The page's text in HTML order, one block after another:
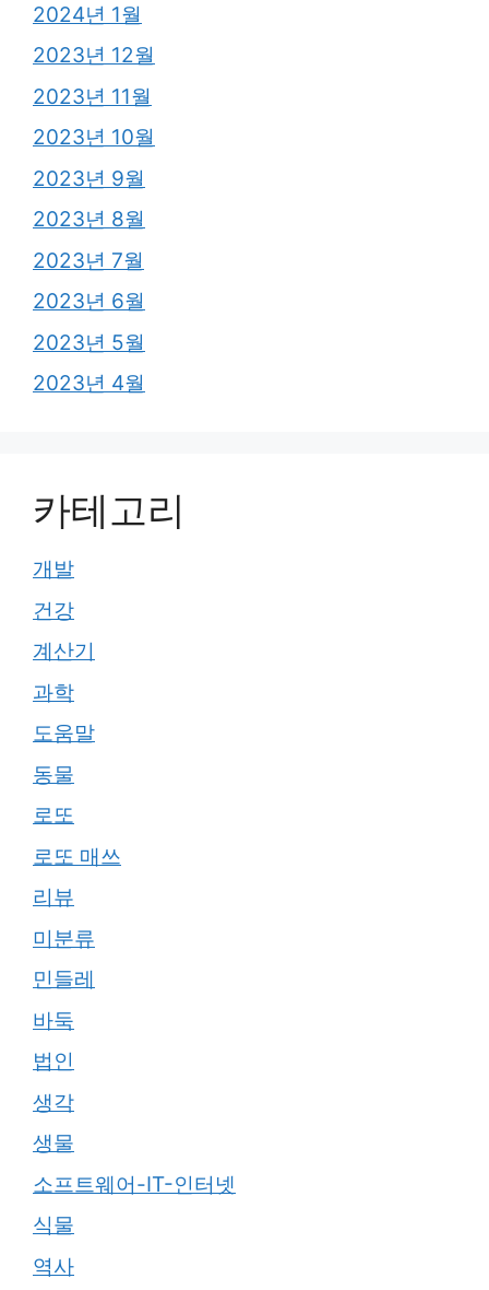
2024년 1월
2023년 12월
2023년 11월
2023년 10월
2023년 9월
2023년 8월
2023년 7월
2023년 6월
2023년 5월
2023년 4월
카테고리
개발
건강
계산기
과학
도움말
동물
로또
로또 매쓰
리뷰
미분류
민들레
바둑
법인
생각
생물
소프트웨어-IT-인터넷
식물
역사